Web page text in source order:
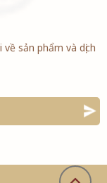
sản phẩm và dịch